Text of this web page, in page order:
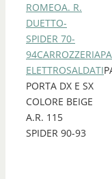
ROMEOA. R.
DUETTO-
SPIDER 70-
94CARROZZERIA
ELETTROSALDATI
PORTA DX E SX
COLORE BEIGE
A.R. 115
SPIDER 90-93